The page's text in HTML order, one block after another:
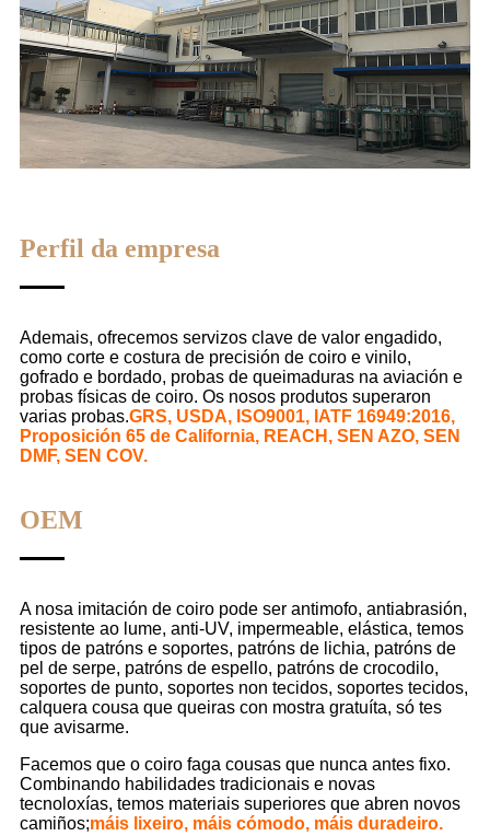
Perfil da empresa
Ademais, ofrecemos servizos clave de valor engadido,
como corte e costura de precisión de coiro e vinilo,
gofrado e bordado, probas de queimaduras na aviación e
probas físicas de coiro. Os nosos produtos superaron
varias probas.GRS, USDA, ISO9001, IATF 16949:2016,
Proposición 65 de California, REACH, SEN AZO, SEN
DMF, SEN COV.
OEM
A nosa imitación de coiro pode ser antimofo, antiabrasión,
resistente ao lume, anti-UV, impermeable, elástica, temos
tipos de patróns e soportes, patróns de lichia, patróns de
pel de serpe, patróns de espello, patróns de crocodilo,
soportes de punto, soportes non tecidos, soportes tecidos,
calquera cousa que queiras con mostra gratuíta, só tes
que avisarme.
Facemos que o coiro faga cousas que nunca antes fixo.
Combinando habilidades tradicionais e novas
tecnoloxías, temos materiais superiores que abren novos
camiños;máis lixeiro, máis cómodo, máis duradeiro.